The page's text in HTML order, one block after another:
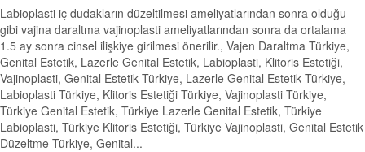
Labioplasti iç dudakların düzeltilmesi ameliyatlarından sonra olduğu
gibi vajina daraltma vajinoplasti ameliyatlarından sonra da ortalama
1.5 ay sonra cinsel ilişkiye girilmesi önerilir., Vajen Daraltma Türkiye,
Genital Estetik, Lazerle Genital Estetik, Labioplasti, Klitoris Estetiği,
Vajinoplasti, Genital Estetik Türkiye, Lazerle Genital Estetik Türkiye,
Labioplasti Türkiye, Klitoris Estetiği Türkiye, Vajinoplasti Türkiye,
Türkiye Genital Estetik, Türkiye Lazerle Genital Estetik, Türkiye
Labioplasti, Türkiye Klitoris Estetiği, Türkiye Vajinoplasti, Genital Estetik
Düzeltme Türkiye, Genital...